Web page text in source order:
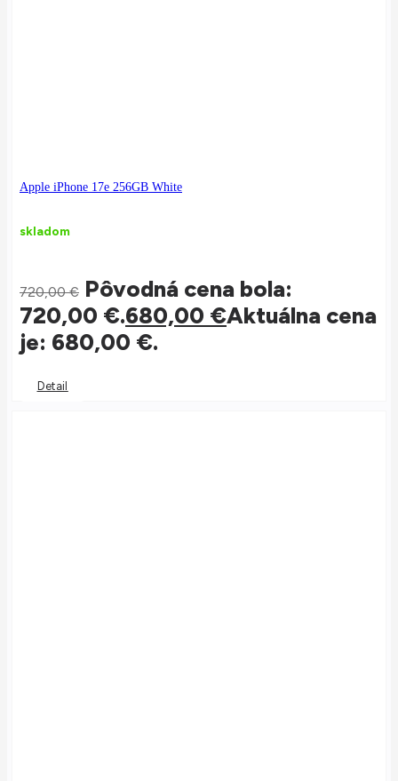
Apple iPhone 17e 256GB White
skladom
720,00€ Pôvodná cena bola:
720,00 €.680,00 €Aktuálna cena
je: 680,00 €.
Detail